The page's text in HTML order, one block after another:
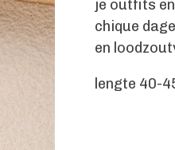
je outfits
chique
en
lengte 40-